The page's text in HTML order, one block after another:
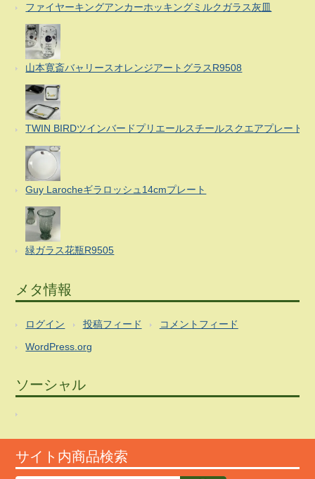
ファイヤーキングアンカーホッキングミルクガラス灰皿
山本寛斎バャリースオレンジアートグラスR9508
TWIN BIRDツインバードプリエールスチールスクエアプレート
Guy Larocheギラロッシュ14cmプレート
緑ガラス花瓶R9505
メタ情報
ログイン 投稿フィード コメントフィード
WordPress.org
ソーシャル
サイト内商品検索